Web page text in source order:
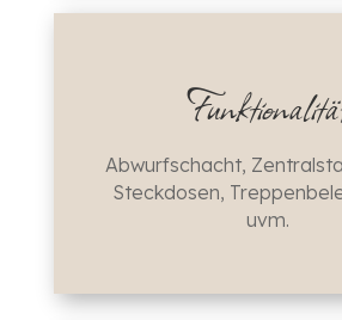
Abwurfschacht,
Steckdosen,
uvm.